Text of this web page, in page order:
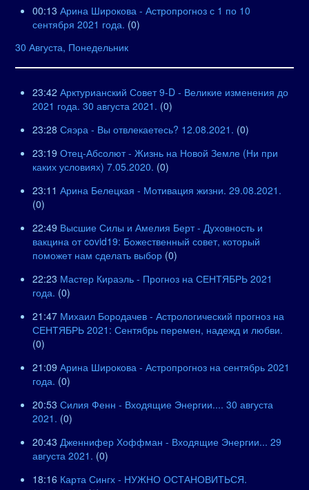
00:13 Арина Широкова - Астропрогноз с 1 по 10
сентября 2021 года. (0)
30 Августа, Понедельник
23:42 Арктурианский Совет 9-D - Великие изменения до
2021 года. 30 августа 2021. (0)
23:28 Сяэра - Вы отвлекаетесь? 12.08.2021. (0)
23:19 Отец-Абсолют - Жизнь на Новой Земле (Ни при
каких условиях) 7.05.2020. (0)
23:11 Арина Белецкая - Мотивация жизни. 29.08.2021.
(0)
22:49 Высшие Силы и Амелия Берт - Духовность и
вакцина от covid19: Божественный совет, который
поможет нам сделать выбор (0)
22:23 Мастер Кираэль - Прогноз на СЕНТЯБРЬ 2021
года. (0)
21:47 Михаил Бородачев - Астрологический прогноз на
СЕНТЯБРЬ 2021: Сентябрь перемен, надежд и любви.
(0)
21:09 Арина Широкова - Астропрогноз на сентябрь 2021
года. (0)
20:53 Силия Фенн - Входящие Энергии.... 30 августа
2021. (0)
20:43 Дженнифер Хоффман - Входящие Энергии... 29
августа 2021. (0)
18:16 Карта Сингх - НУЖНО ОСТАНОВИТЬСЯ.